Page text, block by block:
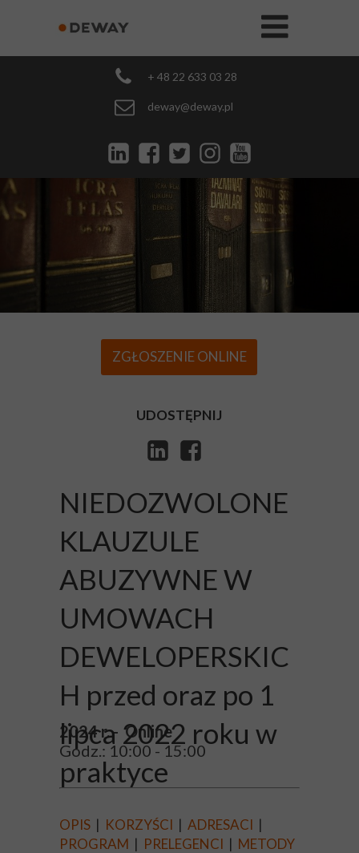
ZGŁOSZENIE ONLINE
NIEDOZWOLONE
KLAUZULE
ABUZYWNE W
UMOWACH
DEWELOPERSKIC
H przed oraz po 1
lipca 2022 roku w
praktyce
2024 r. - Online
Godz.: 10:00 - 15:00
OPIS | KORZYŚCI | ADRESACI |
PROGRAM | PRELEGENCI | METODY
+ 48 22 633 03 28
deway@deway.pl
UDOSTĘPNIJ